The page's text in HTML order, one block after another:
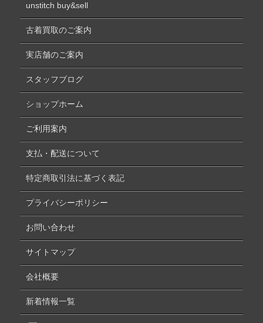
unstitch buy&sell
古着買取のご案内
実店舗のご案内
スタッフブログ
ショップホーム
ご利用案内
支払・配送について
特定商取引法に基づく表記
プライバシーポリシー
お問い合わせ
サイトマップ
会社概要
新着情報一覧